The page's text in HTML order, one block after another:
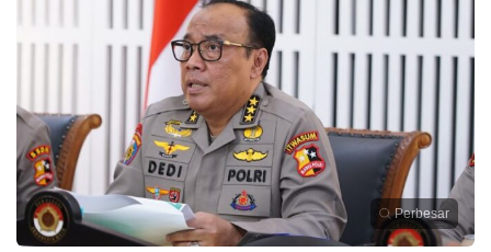
Perbesar